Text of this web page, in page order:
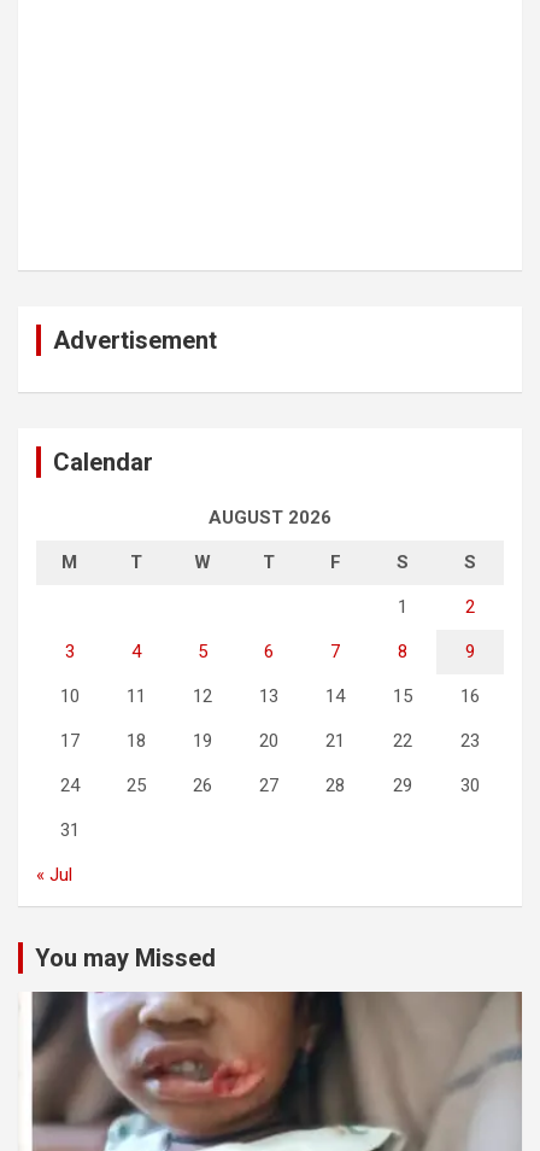
Advertisement
Calendar
AUGUST 2026
M T W T F S S
1 2
3 4 5 6 7 8 9
10 11 12 13 14 15 16
17 18 19 20 21 22 23
24 25 26 27 28 29 30
31
« Jul
You may Missed